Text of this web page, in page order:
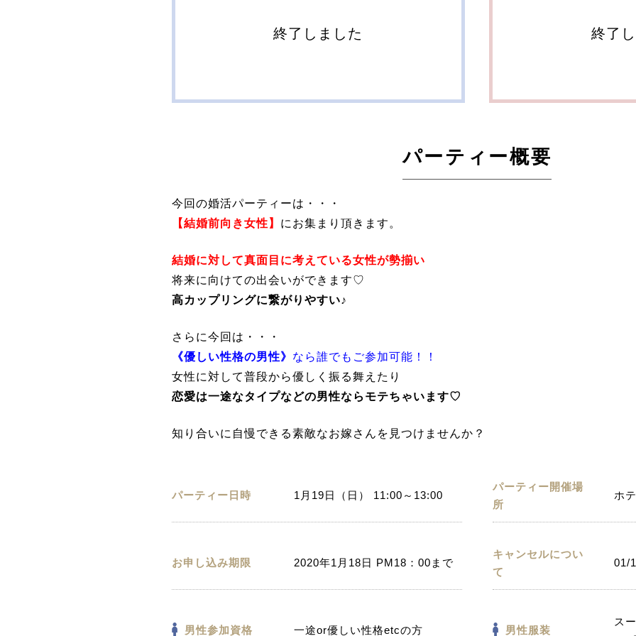
終了しました 終了
パーティー概要
今回の婚活パーティーは・・・
【結婚前向き女性】 にお集まり頂きます。
結婚に対して真面目に考えている女性が勢揃い
将来に向けての出会いができます♡
高カップリングに繋がりやすい♪
さらに今回は・・・
《優しい性格の男性》 なら誰でもご参加可能！！
女性に対して普段から優しく振る舞えたり
恋愛は一途なタイプなどの男性ならモテちゃいます♡
知り合いに自慢できる素敵なお嫁さんを見つけませんか？
パーティー日時 1月19日（日） 11:00～13:00
パーティー開催場
所
ホ
お申し込み期限 2020年1月18日 PM18：00まで
キャンセルについ
て
01/
男性参加資格 一途or優しい性格etcの方 男性服装
ス